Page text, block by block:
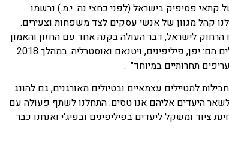
קתאי פסיפיק בישראל (לפני כחצי נה י.מ.) נרשמו
קהל מגוון של אנשי עסקים לצד משפחות וצעירים.
לישראל, דבר העולה בקנה אחד עם החזון והאמון
שלנו להתרחבות וצמיחה בקו הטיסה לתל אביב. היעדים הפופלריים לטיולים הם: יפן, פיליפינים, ויטנאם ואוסטרליה. במהלך 2018
תחרותיים במיוחד" .
למטיילים עצמאיים ובטיולים מאורגנים, גם להונג
היעדים אליהם אנו טסים. התחלנו לשתף פעולה עם
ציוד ומשקל ליעדים בפיליפינים ובפיג'י ואנחנו כבר